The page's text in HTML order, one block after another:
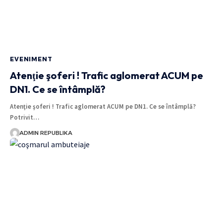
EVENIMENT
Atenţie şoferi ! Trafic aglomerat ACUM pe
DN1. Ce se întâmplă?
Atenţie şoferi ! Trafic aglomerat ACUM pe DN1. Ce se întâmplă?
Potrivit…
ADMIN REPUBLIKA